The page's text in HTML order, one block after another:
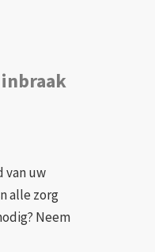
van uw
alle zorg
Neem